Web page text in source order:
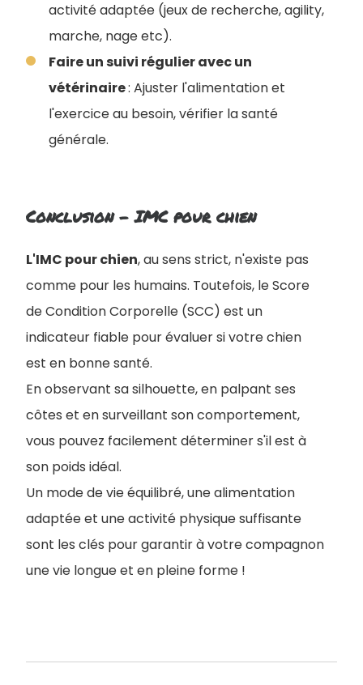
activité adaptée (jeux de recherche, agility,
marche, nage etc).
Faire un suivi régulier avec un
vétérinaire: Ajuster l'alimentation et
l'exercice au besoin, vérifier la santé
générale.
Conclusion - IMC pour chien
L'IMC pour chien, au sens strict, n'existe pas
comme pour les humains. Toutefois, le Score
de Condition Corporelle (SCC) est un
indicateur fiable pour évaluer si votre chien
est en bonne santé.
En observant sa silhouette, en palpant ses
côtes et en surveillant son comportement,
vous pouvez facilement déterminer s'il est à
son poids idéal.
Un mode de vie équilibré, une alimentation
adaptée et une activité physique suffisante
sont les clés pour garantir à votre compagnon
une vie longue et en pleine forme !